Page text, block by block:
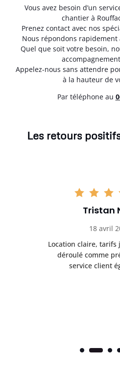
Vous avez besoin d’un
chantier à
Prenez contact avec nos
Nous répondons rapidement
Quel que soit votre besoin,
Appelez-nous sans attendre
à la hauteur de
Par téléphone au
Les retours
Tristan
18 avril
Location claire, tarifs
déroulé comme
service client